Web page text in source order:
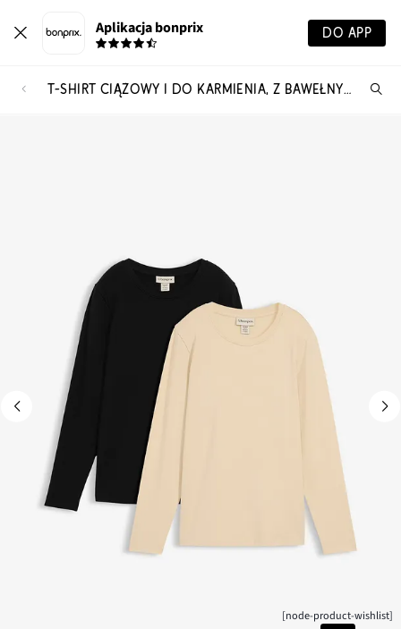
Aplikacja bonprix DO APP
T-SHIRT CIĄŻOWY I DO KARMIENIA, Z BAWEŁNY ORGANICZNEJ (2 SZT.)
[node-product-wishlist]